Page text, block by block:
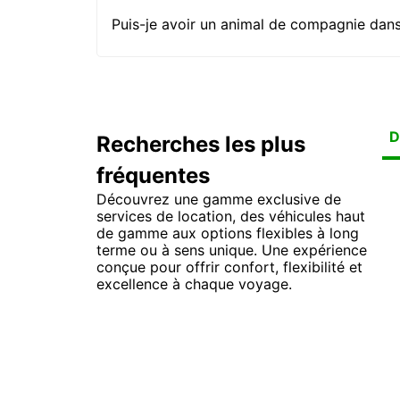
Puis-je avoir un animal de compagnie
Recherches les plus
fréquentes
Découvrez une gamme exclusive de
services de location, des véhicules haut
de gamme aux options flexibles à long
terme ou à sens unique. Une expérience
conçue pour offrir confort, flexibilité et
excellence à chaque voyage.